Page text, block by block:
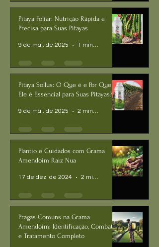
Pitaya Foliar: Nutrição Rápida e
Precisa para Suas Pitayas
9 de mai. de 2025 1 min de leitura
Pitaya Sollus: O Que é e Por Que
Ele é Essencial para Suas Pitayas?
9 de mai. de 2025 2 min de leitura
Plantio e Cuidados com Grama
Amendoim Raiz Nua
17 de dez. de 2024 2 min de leitura
Pragas Comuns na Grama
Amendoim: Identificação, Combate
e Tratamento Completo